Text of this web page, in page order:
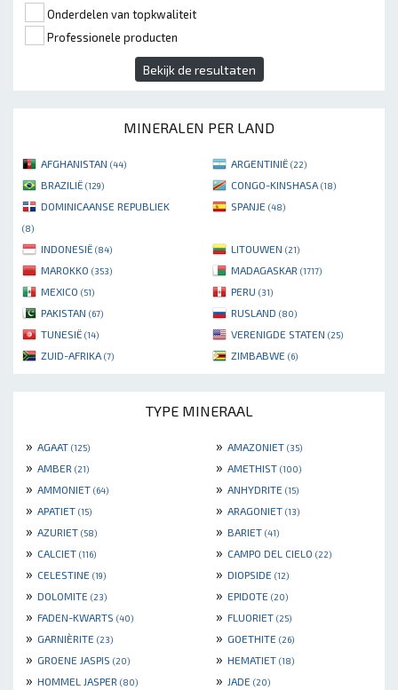
Onderdelen van topkwaliteit
Professionele producten
Bekijk de resultaten
MINERALEN PER LAND
AFGHANISTAN (44) ARGENTINIË (22)
BRAZILIË (129) CONGO-KINSHASA (18)
DOMINICAANSE REPUBLIEK
(8)
SPANJE (48)
INDONESIË (84) LITOUWEN (21)
MAROKKO (353) MADAGASKAR (1717)
MEXICO (51) PERU (31)
PAKISTAN (67) RUSLAND (80)
TUNESIË (14) VERENIGDE STATEN (25)
ZUID-AFRIKA (7) ZIMBABWE (6)
TYPE MINERAAL
» AGAAT (125) » AMAZONIET (35)
» AMBER (21) » AMETHIST (100)
» AMMONIET (64) » ANHYDRITE (15)
» APATIET (15) » ARAGONIET (13)
» AZURIET (58) » BARIET (41)
» CALCIET (116) » CAMPO DEL CIELO (22)
» CELESTINE (19) » DIOPSIDE (12)
» DOLOMITE (23) » EPIDOTE (20)
» FADEN-KWARTS (40) » FLUORIET (25)
» GARNIÈRITE (23) » GOETHITE (26)
» GROENE JASPIS (20) » HEMATIET (18)
» HOMMEL JASPER (80) » JADE (20)